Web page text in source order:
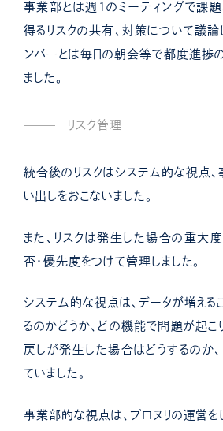
事業部とは週１のミーティングで課題
得るリスクの共有、対策について議論
ンバーとは毎日の朝会等で都度進捗
ました。
リスク管理
統合後のリスクはシステム的な視点
い出しをおこないました。
また、リスクは発生した場合の重大
否・優先度をつけて管理しました。
システム的な視点は、データが増える
るのかどうか、どの機能で問題が起こ
戻しが発生した場合はどうするのか
ていました。
事業部的な視点は、プロヌリの運営を